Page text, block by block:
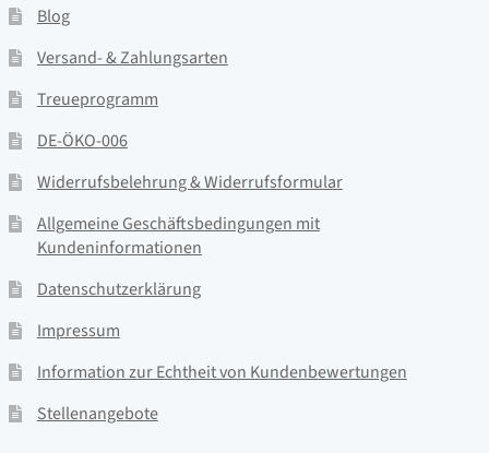
Blog
Versand- & Zahlungsarten
Treueprogramm
DE-ÖKO-006
Widerrufsbelehrung & Widerrufsformular
Allgemeine Geschäftsbedingungen mit
Kundeninformationen
Datenschutzerklärung
Impressum
Information zur Echtheit von Kundenbewertungen
Stellenangebote